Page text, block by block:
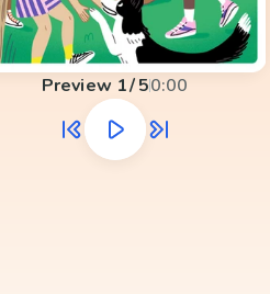
Preview 1/50:00